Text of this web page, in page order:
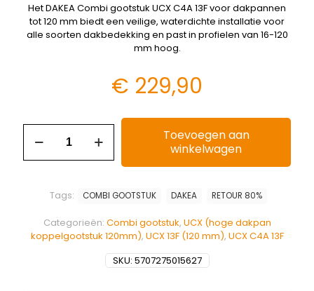
Het DAKEA Combi gootstuk UCX C4A 13F voor dakpannen
tot 120 mm biedt een veilige, waterdichte installatie voor
alle soorten dakbedekking en past in profielen van 16-120
mm hoog.
€ 229,90
Toevoegen aan
winkelwagen
SKU: 5707275015627
Categorieën: Combi gootstuk, UCX (hoge dakpan
koppelgootstuk 120mm), UCX 13F (120 mm), UCX C4A 13F
Tags: COMBI GOOTSTUK DAKEA RETOUR 80%